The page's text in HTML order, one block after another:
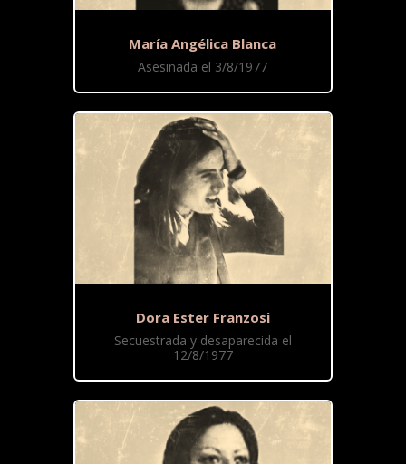
María Angélica Blanca
Asesinada el 3/8/1977
Dora Ester Franzosi
Secuestrada y desaparecida el
12/8/1977